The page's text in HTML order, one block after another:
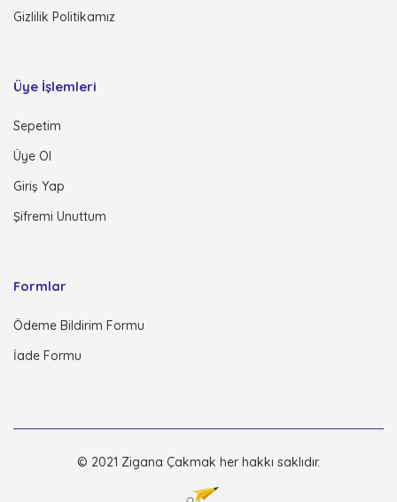
Gizlilik Politikamız
Üye İşlemleri
Sepetim
Üye Ol
Giriş Yap
Şifremi Unuttum
Formlar
Ödeme Bildirim Formu
İade Formu
© 2021 Zigana Çakmak her hakkı saklıdır.